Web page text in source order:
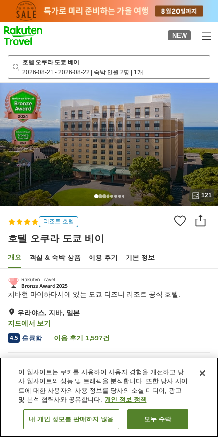
page
NEW
호텔 오쿠라 도쿄 베이
2026-08-21 - 2026-08-22 | 숙박 인원 2명 | 1개
121
리조트 호텔
호텔 오쿠라 도쿄 베이
개요 객실 & 숙박 상품 이용 후기 기본 정보
치바현 마이하마시에 있는 도쿄 디즈니 리조트 공식 호텔.
우라야스, 지바, 일본
지도에서 보기
4.5 훌륭함 이용 후기 1,597건
Wi-Fi
주차장
역에서 도보 5분
스파 / 미용실
일본 지바 우라야스 호텔 오쿠라 도쿄 베이
객실 보기
이 웹사이트는 쿠키를 사용하여 사용자 경험을 개선하고 당
사 웹사이트의 성능 및 트래픽을 분석합니다. 또한 당사 사이
트에 대한 사용자의 사용 정보를 당사의 소셜 미디어, 광고
및 분석 협력사와 공유합니다. 개인 정보 정책
내 개인 정보를 판매하지 않음 모두 수락